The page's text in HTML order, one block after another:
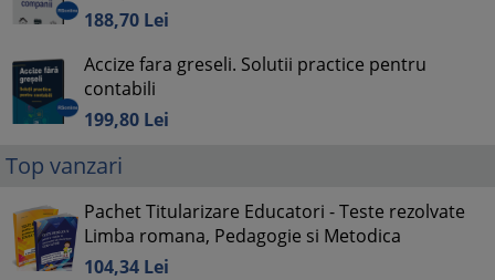
188,70 Lei
Accize fara greseli. Solutii practice pentru
contabili
199,80 Lei
Top vanzari
Pachet Titularizare Educatori - Teste rezolvate
Limba romana, Pedagogie si Metodica
104,34 Lei